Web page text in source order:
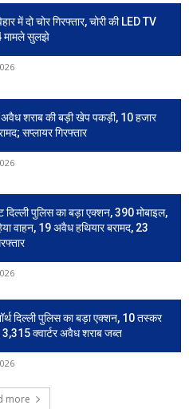
में दो चोर गिरफ्तार, चोरी की LED TV
मामले सुलझे
अवैध शराब की बड़ी खेप पकड़ी, 10 हजार
सप्लायर गिरफ्तार
दिल्ली पुलिस का बड़ा एक्शन, 390 मोबाइल,
वाहन, 19 अवैध हथियार बरामद, 23
दिल्ली पुलिस का बड़ा एक्शन, 10 तस्कर
3,315 क्वार्टर अवैध शराब जब्त
more